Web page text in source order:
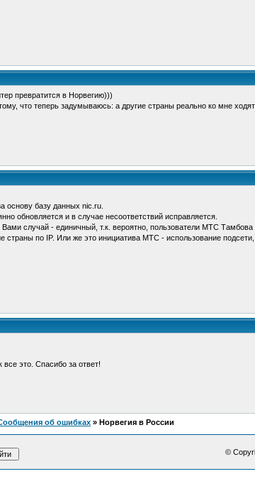
превратится в Норвегию)))
что теперь задумываюсь: а другие страны реально ко мне
основу базу данных nic.ru.
обновляется и в случае несоответствий исправляется.
случай - единичный, т.к. вероятно, пользователи МТС
страны по IP. Или же это инициатива МТС - использование
все это. Спасибо за ответ!
об ошибках » Норвегия в России
©